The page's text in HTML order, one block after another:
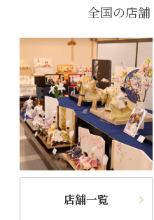
全国の店
店舗一覧